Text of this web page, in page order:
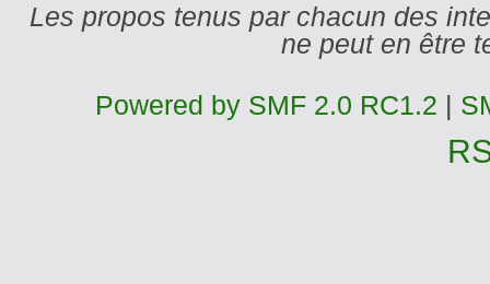
Les propos tenus par chacun des
ne peut en être
Powered by SMF 2.0 RC1.2 |